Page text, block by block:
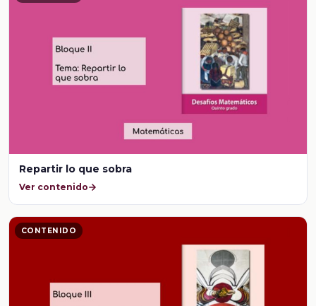
Repartir lo que sobra
Ver contenido
CONTENIDO